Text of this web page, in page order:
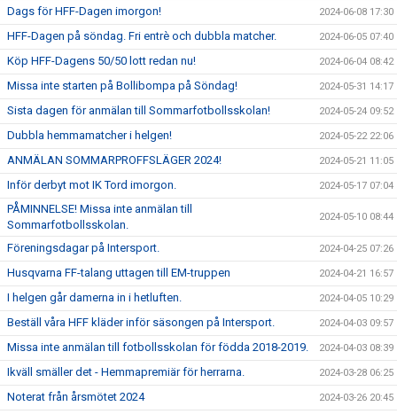
Dags för HFF-Dagen imorgon! 2024-06-08 17:30
HFF-Dagen på söndag. Fri entrè och dubbla matcher. 2024-06-05 07:40
Köp HFF-Dagens 50/50 lott redan nu! 2024-06-04 08:42
Missa inte starten på Bollibompa på Söndag! 2024-05-31 14:17
Sista dagen för anmälan till Sommarfotbollsskolan! 2024-05-24 09:52
Dubbla hemmamatcher i helgen! 2024-05-22 22:06
ANMÄLAN SOMMARPROFFSLÄGER 2024! 2024-05-21 11:05
Inför derbyt mot IK Tord imorgon. 2024-05-17 07:04
PÅMINNELSE! Missa inte anmälan till
Sommarfotbollsskolan.
2024-05-10 08:44
Föreningsdagar på Intersport. 2024-04-25 07:26
Husqvarna FF-talang uttagen till EM-truppen 2024-04-21 16:57
I helgen går damerna in i hetluften. 2024-04-05 10:29
Beställ våra HFF kläder inför säsongen på Intersport. 2024-04-03 09:57
Missa inte anmälan till fotbollsskolan för födda 2018-2019. 2024-04-03 08:39
Ikväll smäller det - Hemmapremiär för herrarna. 2024-03-28 06:25
Noterat från årsmötet 2024 2024-03-26 20:45